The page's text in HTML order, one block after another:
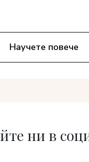
Научете повече
ни в